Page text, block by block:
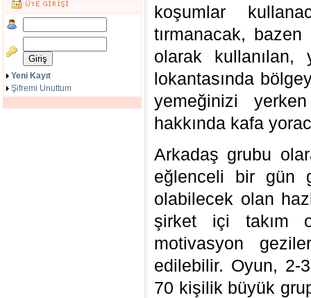
Yeni Kayıt
Şifremi Unuttum
koşumlar
tırmanacak,
olarak
lokantasında
yemeğinizi
hakkında kafa
Arkadaş grubu
eğlenceli bir gün
olabilecek olan
şirket içi takım
motivasyon
edilebilir. Oyun, 2-
70 kişilik büyük